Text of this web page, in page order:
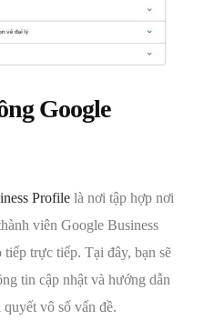
Google
Profile là nơi tập hợp nơi
viên Google Business
trực tiếp. Tại đây, bạn sẽ
tin cập nhật và hướng dẫn
vô số vấn đề.